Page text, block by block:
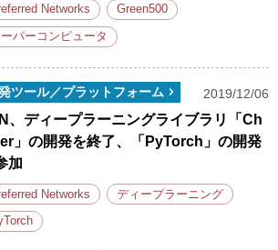
Networks Green500
パーコンピュータ
ツール／プラットフォーム 2019/12/06
、ディープラーニングライブラリ「Ch
」の開発を終了、「PyTorch」の開発
加
Networks ディープラーニング